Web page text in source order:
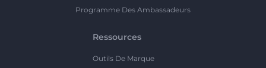
Programme Des Ambassadeurs
Ressources
Outils De Marque